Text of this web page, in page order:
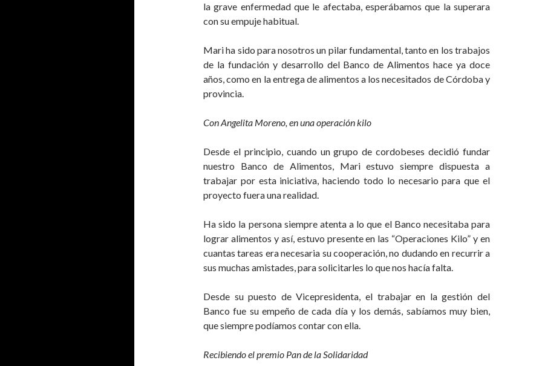
la grave enfermedad que le afectaba, esperábamos que la superara
con su empuje habitual.
Mari ha sido para nosotros un pilar fundamental, tanto en los trabajos
de la fundación y desarrollo del Banco de Alimentos hace ya doce
años, como en la entrega de alimentos a los necesitados de Córdoba y
provincia.
Con Angelita Moreno, en una operación kilo
Desde el principio, cuando un grupo de cordobeses decidió fundar
nuestro Banco de Alimentos, Mari estuvo siempre dispuesta a
trabajar por esta iniciativa, haciendo todo lo necesario para que el
proyecto fuera una realidad.
Ha sido la persona siempre atenta a lo que el Banco necesitaba para
lograr alimentos y así, estuvo presente en las “Operaciones Kilo” y en
cuantas tareas era necesaria su cooperación, no dudando en recurrir a
sus muchas amistades, para solicitarles lo que nos hacía falta.
Desde su puesto de Vicepresidenta, el trabajar en la gestión del
Banco fue su empeño de cada día y los demás, sabíamos muy bien,
que siempre podíamos contar con ella.
Recibiendo el premio Pan de la Solidaridad